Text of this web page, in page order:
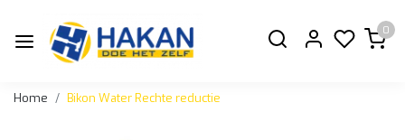
0
Home Bikon Water Rechte reductie